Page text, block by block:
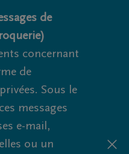
de
concernant
de
Sous le
messages
e-mail,
ou un